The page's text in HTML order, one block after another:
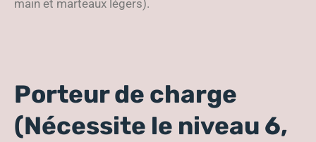
main et marteaux légers).
Porteur de charge
(Nécessite le niveau 6,